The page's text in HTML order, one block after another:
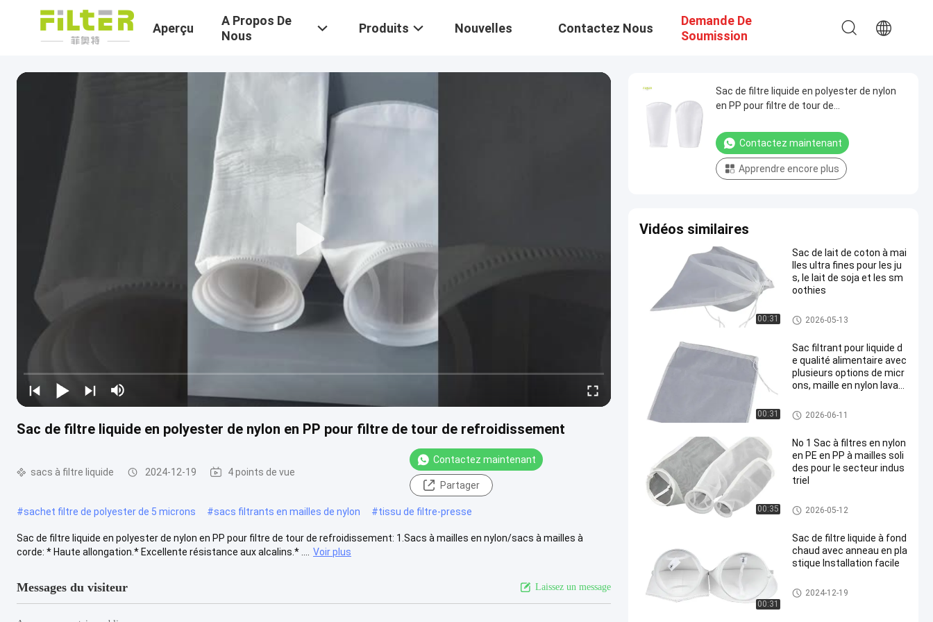
Aperçu
A Propos De
Nous
Produits Nouvelles Contactez Nous
Demande De
Soumission
Sac de filtre liquide en polyester de nylon en PP pour filtre de tour de refroidissement
sacs à filtre liquide 2024-12-19 4 points de vue
Contactez maintenant
Partager
#sachet filtre de polyester de 5 microns #sacs filtrants en mailles de nylon #tissu de filtre-presse
Sac de filtre liquide en polyester de nylon en PP pour filtre de tour de refroidissement: 1.Sacs à mailles en nylon/sacs à mailles à
corde: * Haute allongation.* Excellente résistance aux alcalins.* ....
Voir plus
Messages du visiteur Laissez un message
Sac de filtre liquide en polyester de nylon
en PP pour filtre de tour de
Contactez maintenant
Apprendre encore plus
Vidéos similaires
00:31
Sac de lait de coton à mai
lles ultra fines pour les ju
s, le lait de soja et les sm
oothies
sacs à filtre liquide
2026-05-13
00:31
Sac filtrant pour liquide d
e qualité alimentaire avec
plusieurs options de micr
ons, maille en nylon lavabl
par cordon pour la filtratio
n et la séparation des liqu
sacs à filtre liquide
2026-06-11
00:35
No 1 Sac à filtres en nylon
en PE en PP à mailles soli
des pour le secteur indus
triel
sacs à filtre liquide
2026-05-12
00:31
Sac de filtre liquide à fond
chaud avec anneau en pla
stique Installation facile
sacs à filtre liquide
2024-12-19